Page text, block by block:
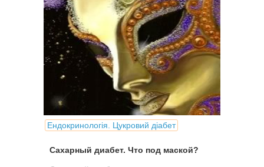
Ендокринологія. Цукровий діабет
Сахарный диабет. Что под маской?